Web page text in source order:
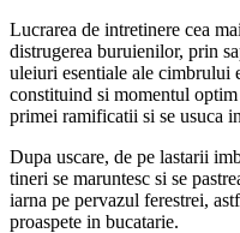
Lucrarea de intretinere cea
distrugerea buruienilor, prin
uleiuri esentiale ale cimbrului
constituind si momentul
primei ramificatii si se usuca
Dupa uscare, de pe lastarii
tineri se maruntesc si se
iarna pe pervazul ferestrei,
proaspete in bucatarie.